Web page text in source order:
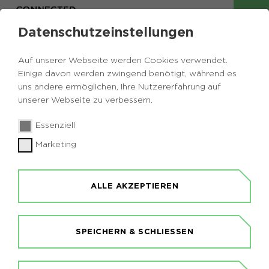
Datenschutzeinstellungen
Auf unserer Webseite werden Cookies verwendet.
Einige davon werden zwingend benötigt, während es
uns andere ermöglichen, Ihre Nutzererfahrung auf
unserer Webseite zu verbessern.
Essenziell
Marketing
ALLE AKZEPTIEREN
SPEICHERN & SCHLIESSEN